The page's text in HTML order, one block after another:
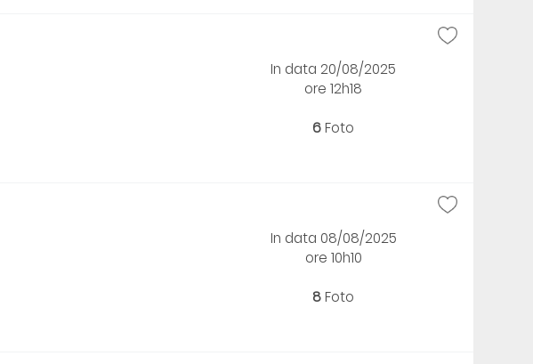
In data 20/08/2025
ore 12h18
6 Foto
In data 08/08/2025
ore 10h10
8 Foto